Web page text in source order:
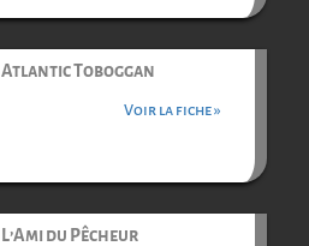
Atlantic Toboggan
Voir la fiche »
L’Ami du Pêcheur